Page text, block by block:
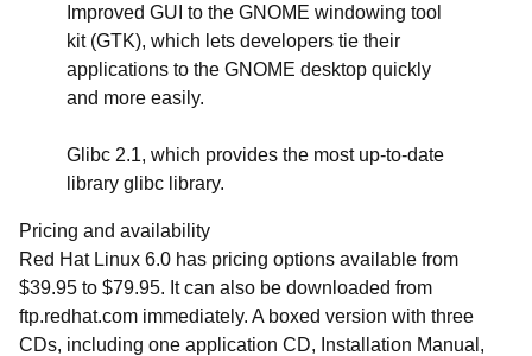
Improved GUI to the GNOME windowing tool
kit (GTK), which lets developers tie their
applications to the GNOME desktop quickly
and more easily.
Glibc 2.1, which provides the most up-to-date
library glibc library.
Pricing and availability
Red Hat Linux 6.0 has pricing options available from
$39.95 to $79.95. It can also be downloaded from
ftp.redhat.com immediately. A boxed version with three
CDs, including one application CD, Installation Manual,